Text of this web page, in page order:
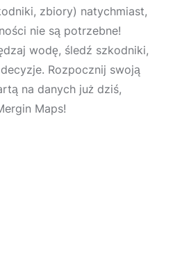
zbiory) natychmiast,
nie są potrzebne!
wodę, śledź szkodniki,
Rozpocznij swoją
na danych już dziś,
Maps!